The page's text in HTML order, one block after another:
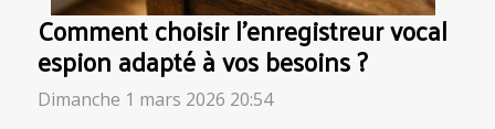
Comment choisir l'enregistreur vocal
espion adapté à vos besoins ?
Dimanche 1 mars 2026 20:54